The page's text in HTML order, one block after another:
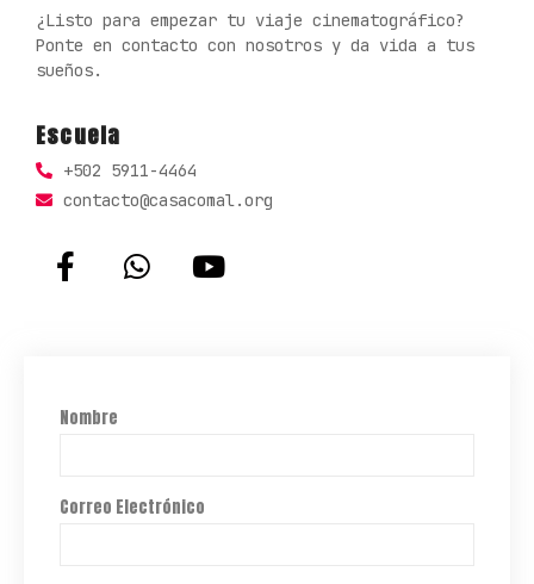
¿Listo para empezar tu viaje cinematográfico?
Ponte en contacto con nosotros y da vida a tus
sueños.
Escuela
+502 5911-4464
contacto@casacomal.org
Nombre
Correo Electrónico